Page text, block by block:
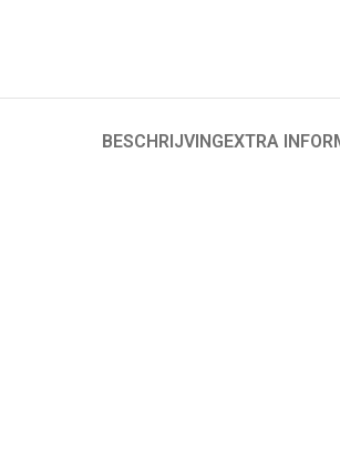
BESCHRIJVINGEXTRA